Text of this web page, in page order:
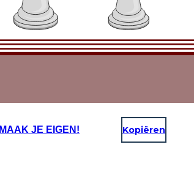
MAAK JE EIGEN! Kopiëren